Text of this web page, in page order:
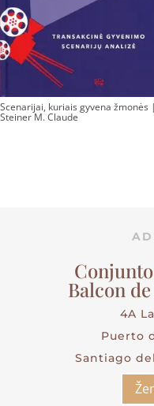
Scenarijai, kuriais gyvena žmonės |
Steiner M. Claude
Balcon
4A
Puerto
Santiago